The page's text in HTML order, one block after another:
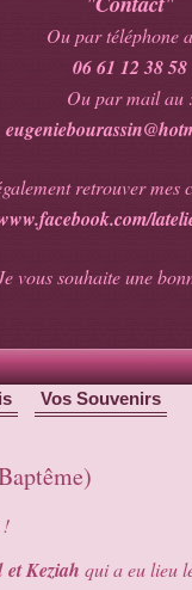
Ou par téléphone
06 61 12 38 58
Ou par mail au :
retrouver mes
vous souhaite une
Vos Souvenirs
!
et Keziah qui a eu lieu